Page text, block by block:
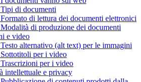
di documenti
di lettura dei documenti elettronici
di produzione dei documenti
e video
alternativo (alt text) per le immagini
per i video
per i video
intellettuale e privacy